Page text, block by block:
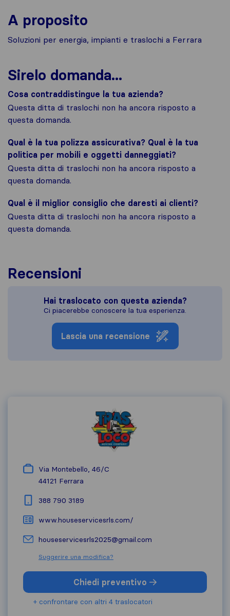
A proposito
Soluzioni per energia, impianti e traslochi a Ferrara
Sirelo domanda...
Cosa contraddistingue la tua azienda?
Questa ditta di traslochi non ha ancora risposto a
questa domanda.
Qual è la tua polizza assicurativa? Qual è la tua
politica per mobili e oggetti danneggiati?
Questa ditta di traslochi non ha ancora risposto a
questa domanda.
Qual è il miglior consiglio che daresti ai clienti?
Questa ditta di traslochi non ha ancora risposto a
questa domanda.
Recensioni
Hai traslocato con questa azienda?
Ci piacerebbe conoscere la tua esperienza.
Lascia una recensione
Via Montebello, 46/C
44121 Ferrara
388 790 3189
www.houseservicesrls.com/
houseservicesrls2025@gmail.com
Suggerire una modifica?
Chiedi preventivo
+ confrontare con altri 4 traslocatori